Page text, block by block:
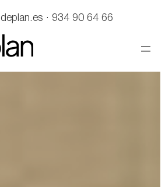
· 934 90 64 66